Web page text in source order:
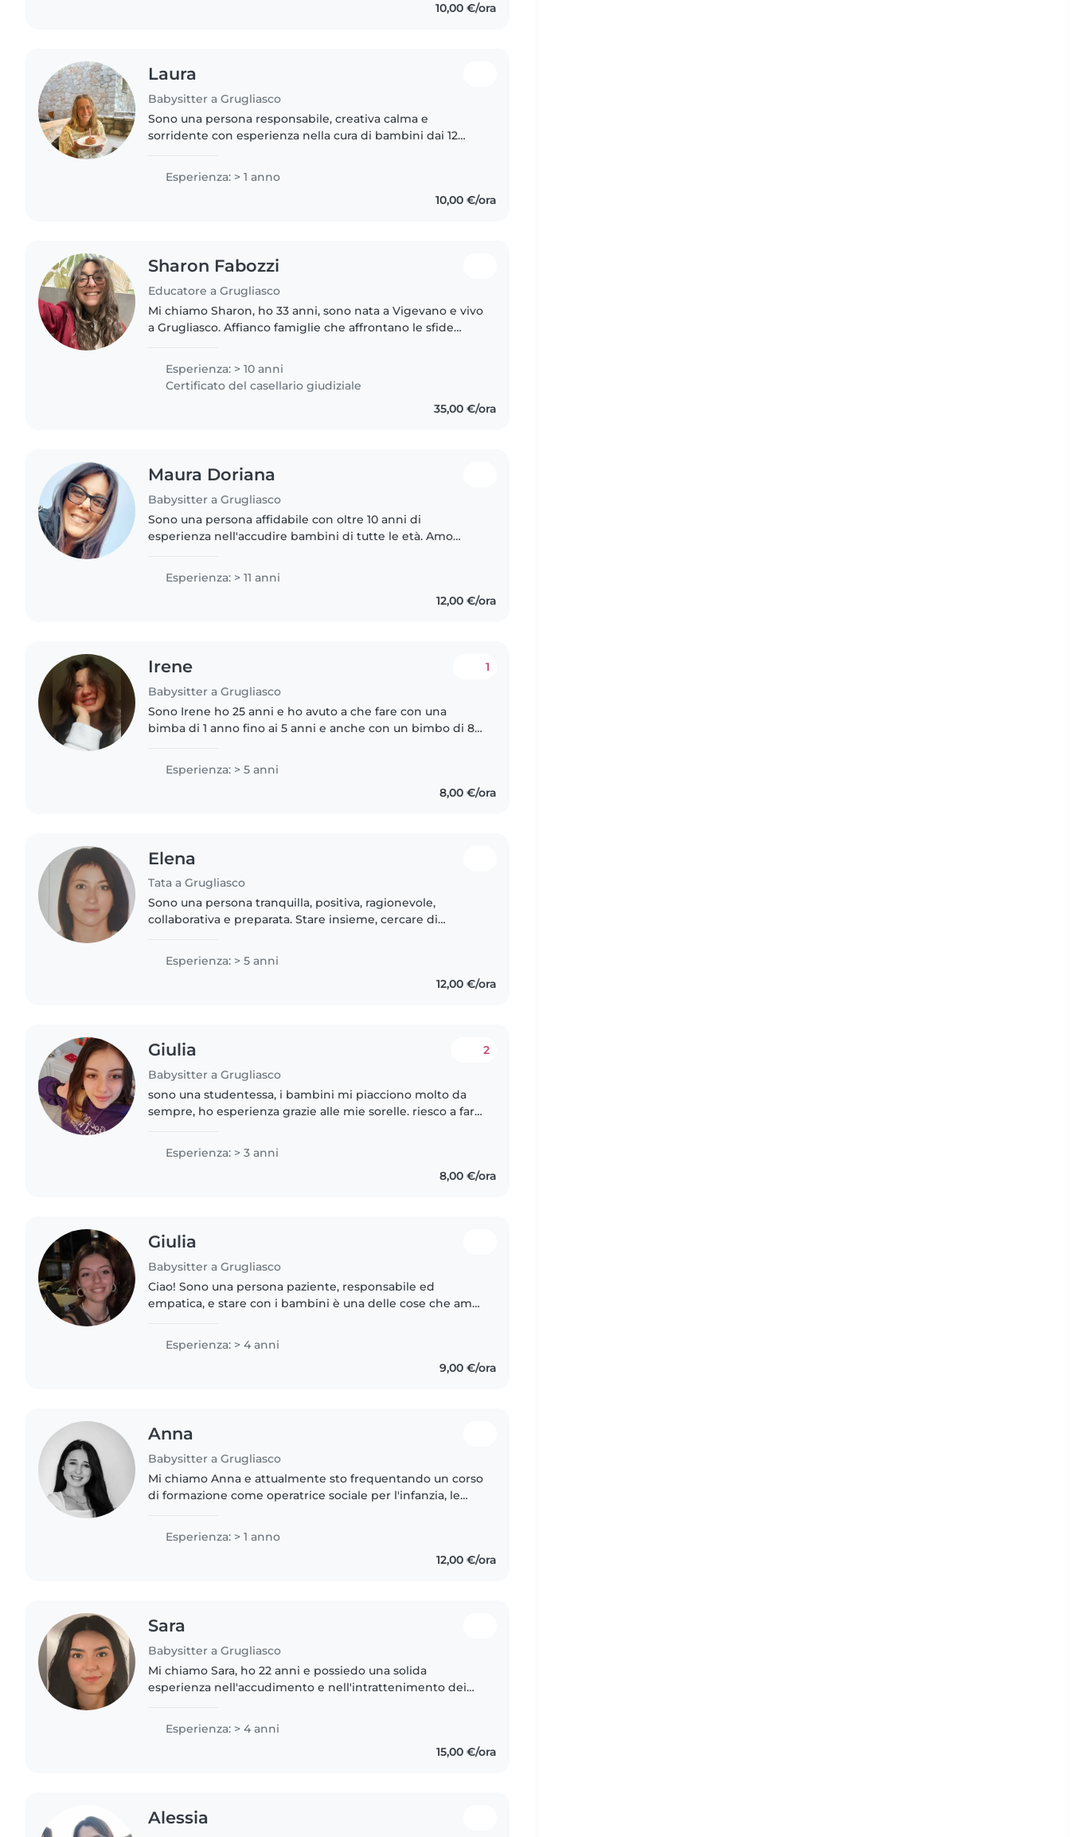
10,00 €/ora
Laura
Babysitter a Grugliasco
Sono una persona responsabile, creativa calma e
sorridente con esperienza nella cura di bambini dai 12
finendo di prendere..
Esperienza: > 1 anno
10,00 €/ora
Sharon Fabozzi
Educatore a Grugliasco
Mi chiamo Sharon, ho 33 anni, sono nata a Vigevano e vivo
a Grugliasco. Affianco famiglie che affrontano le sfide
riconquistare la..
Esperienza: > 10 anni
Certificato del casellario giudiziale
35,00 €/ora
Maura Doriana
Babysitter a Grugliasco
Sono una persona affidabile con oltre 10 anni di
esperienza nell'accudire bambini di tutte le età. Amo
i piccoli. Mi..
Esperienza: > 11 anni
12,00 €/ora
Irene
Babysitter a Grugliasco
1
Sono Irene ho 25 anni e ho avuto a che fare con una
bimba di 1 anno fino ai 5 anni e anche con un bimbo di 8
Esperienza: > 5 anni
8,00 €/ora
Elena
Tata a Grugliasco
Sono una persona tranquilla, positiva, ragionevole,
collaborativa e preparata. Stare insieme, cercare di
presupposti per il contatto..
Esperienza: > 5 anni
12,00 €/ora
Giulia
Babysitter a Grugliasco
2
sono una studentessa, i bambini mi piacciono molto da
sempre, ho esperienza grazie alle mie sorelle. riesco a fare
sempre nuovi,..
Esperienza: > 3 anni
8,00 €/ora
Giulia
Babysitter a Grugliasco
Ciao! Sono una persona paziente, responsabile ed
empatica, e stare con i bambini è una delle cose che amo
credo che siano spontanei,..
Esperienza: > 4 anni
9,00 €/ora
Anna
Babysitter a Grugliasco
Mi chiamo Anna e attualmente sto frequentando un corso
di formazione come operatrice sociale per l'infanzia, le
empatica, paziente,..
Esperienza: > 1 anno
12,00 €/ora
Sara
Babysitter a Grugliasco
Mi chiamo Sara, ho 22 anni e possiedo una solida
esperienza nell'accudimento e nell'intrattenimento dei
Esperienza: > 4 anni
15,00 €/ora
Alessia